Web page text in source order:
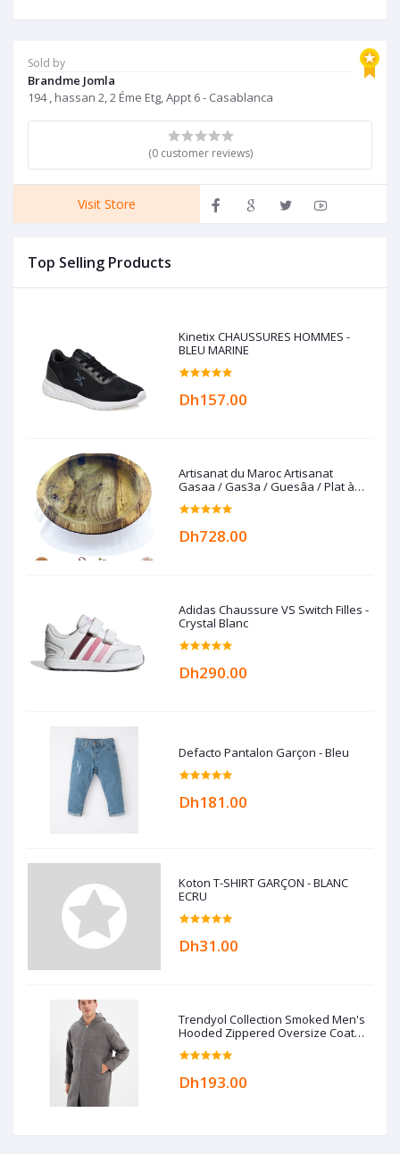
Sold by
Brandme Jomla
194 , hassan 2, 2 Éme Etg, Appt 6 - Casablanca
(0 customer reviews)
Visit Store
Top Selling Products
Kinetix CHAUSSURES HOMMES -
BLEU MARINE
Dh157.00
Artisanat du Maroc Artisanat
Gasaa / Gas3a / Guesâa / Plat à
couscous en Bois de noyer
Dh728.00
Adidas Chaussure VS Switch Filles -
Crystal Blanc
Dh290.00
Defacto Pantalon Garçon - Bleu
Dh181.00
Koton T-SHIRT GARÇON - BLANC
ECRU
Dh31.00
Trendyol Collection Smoked Men's
Hooded Zippered Oversize Coat
TMNAW22KB0050
Dh193.00